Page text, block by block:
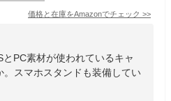
価格と在庫をAmazonでチェック >>
PC素材が使われているキャ
。スマホスタンドも装備してい